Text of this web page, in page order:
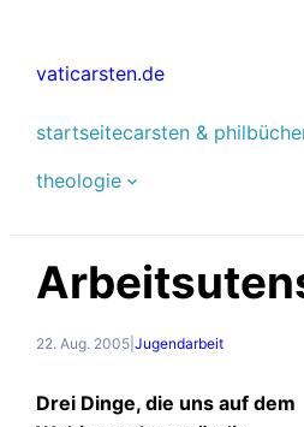
springen
vaticarsten.de
startseitecarsten & phil
theologie
22. Aug. 2005 |Jugendarbeit
Drei Dinge, die uns auf dem